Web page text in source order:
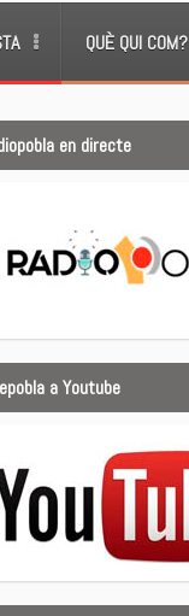
QUÈ QUI COM?
en directe
a Youtube